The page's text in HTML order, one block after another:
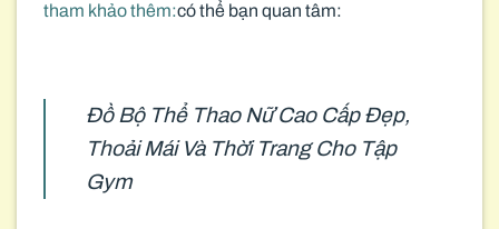
tham khảo thêm:có thể bạn quan tâm:
Đồ Bộ Thể Thao Nữ Cao Cấp Đẹp,
Thoải Mái Và Thời Trang Cho Tập
Gym